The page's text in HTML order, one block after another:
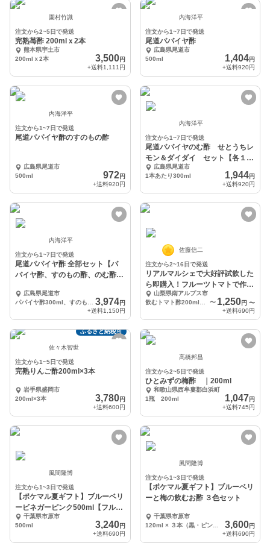
園村竹識
注文から2~5日で発送
完熟苺酢 200mlｘ2本
熊本県宇土市
200mlｘ2本
3,500円
+送料1,111円
内海洋平
注文から1~7日で発送
尾道パパイヤ酢
広島県尾道市
500ml
1,404円
+送料920円
内海洋平
注文から1~7日で発送
尾道パパイヤ酢のすのもの酢
広島県尾道市
500ml
972円
+送料920円
内海洋平
注文から1~7日で発送
尾道パパイヤのむ酢 せとうちレ
モン＆ダイダイ セット【各１本
ずつ】
広島県尾道市
1本あたり300ml
1,944円
+送料920円
内海洋平
注文から1~7日で発送
尾道パパイヤ酢 全部セット【パ
パイヤ酢、すのもの酢、のむ酢2
広島県尾道市
3,974円
+送料1,150円
佐藤信二
注文から2~16日で発送
リアルマルシェで大好評試飲した
ら即購入！フルーツトマトで作っ
たおいしいクラフト酢
山梨県南アルプス市
〜 1,250円 〜
+送料690円
ふるさと納税可
佐々木智世
注文から1~5日で発送
完熟りんご酢200ml×3本
岩手県盛岡市
200ml×3本
3,780円
+送料600円
高橋邦昌
注文から2~5日で発送
ひとみずの梅酢 ｜200ml
和歌山県西牟婁郡白浜町
1瓶 200ml
1,047円
+送料745円
風間隆博
注文から1~3日で発送
【ポケマル夏ギフト】ブルーベリ
ービネガーピンク500ml【フルー
ティーな飲む酢】
千葉県市原市
500ml
3,240円
+送料690円
風間隆博
注文から1~3日で発送
【ポケマル夏ギフト】ブルーベリ
ーと梅の飲むお酢 ３色セット
千葉県市原市
120ml × ３本（黒・ピンク・プラム各1）
3,600円
+送料690円